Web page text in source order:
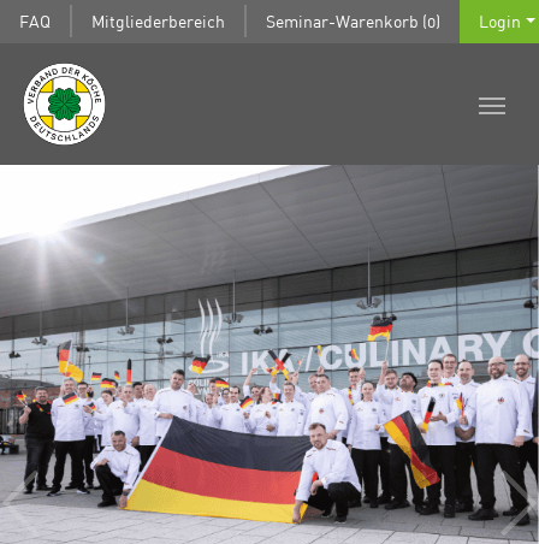
FAQ Mitgliederbereich Seminar-Warenkorb (0) Login
zurück